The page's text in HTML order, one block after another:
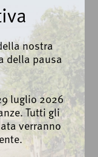
nostra
della pausa
luglio 2026
Tutti gli
verranno